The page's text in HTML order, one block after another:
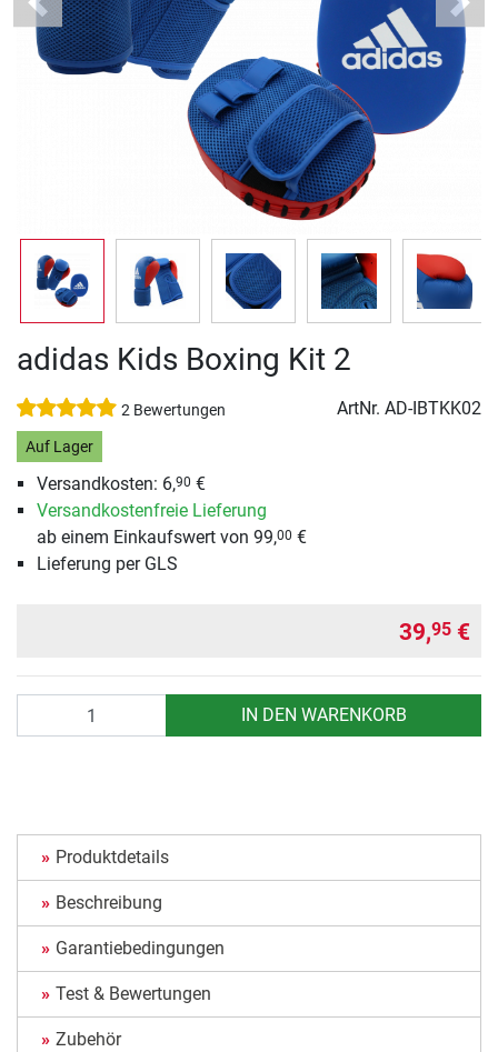
Previous Next
adidas Kids Boxing Kit 2
2 Bewertungen ArtNr. AD-IBTKK02
Auf Lager
Versandkosten: 6,90 €
Versandkostenfreie Lieferung
ab einem Einkaufswert von 99,00 €
Lieferung per GLS
39,95 €
IN DEN WARENKORB
Produktdetails
Beschreibung
Garantiebedingungen
Test & Bewertungen
Zubehör